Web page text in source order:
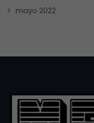
mayo 2022